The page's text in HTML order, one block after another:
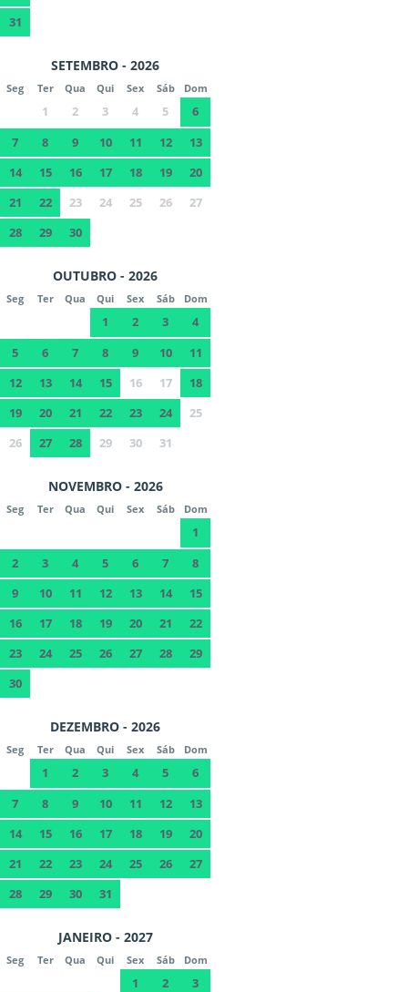
31
SETEMBRO - 2026
Seg Ter Qua Qui Sex Sáb Dom
1 2 3 4 5
6
7
8 9 10 11 12
13
14
15 16 17 18 19
20
21
22 23 24 25 26
27
28
29 30
OUTUBRO - 2026
Seg Ter Qua Qui Sex Sáb Dom
1 2 3
4
5
6 7 8 9 10
11
12
13 14 15 16 17
18
19
20 21 22 23 24
25
26
27 28 29 30 31
NOVEMBRO - 2026
Seg Ter Qua Qui Sex Sáb Dom
1
2
3 4 5 6 7
8
9
10 11 12 13 14
15
16
17 18 19 20 21
22
23
24 25 26 27 28
29
30
DEZEMBRO - 2026
Seg Ter Qua Qui Sex Sáb Dom
1 2 3 4 5
6
7
8 9 10 11 12
13
14
15 16 17 18 19
20
21
22 23 24 25 26
27
28
29 30 31
JANEIRO - 2027
Seg Ter Qua Qui Sex Sáb Dom
1 2
3